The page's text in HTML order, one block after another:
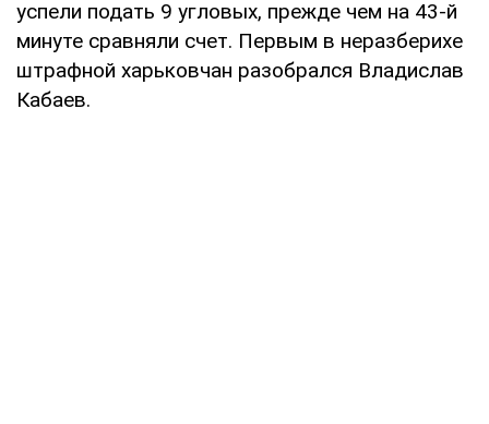
успели подать 9 угловых, прежде чем на 43-й
минуте сравняли счет. Первым в неразберихе
штрафной харьковчан разобрался Владислав
Кабаев.